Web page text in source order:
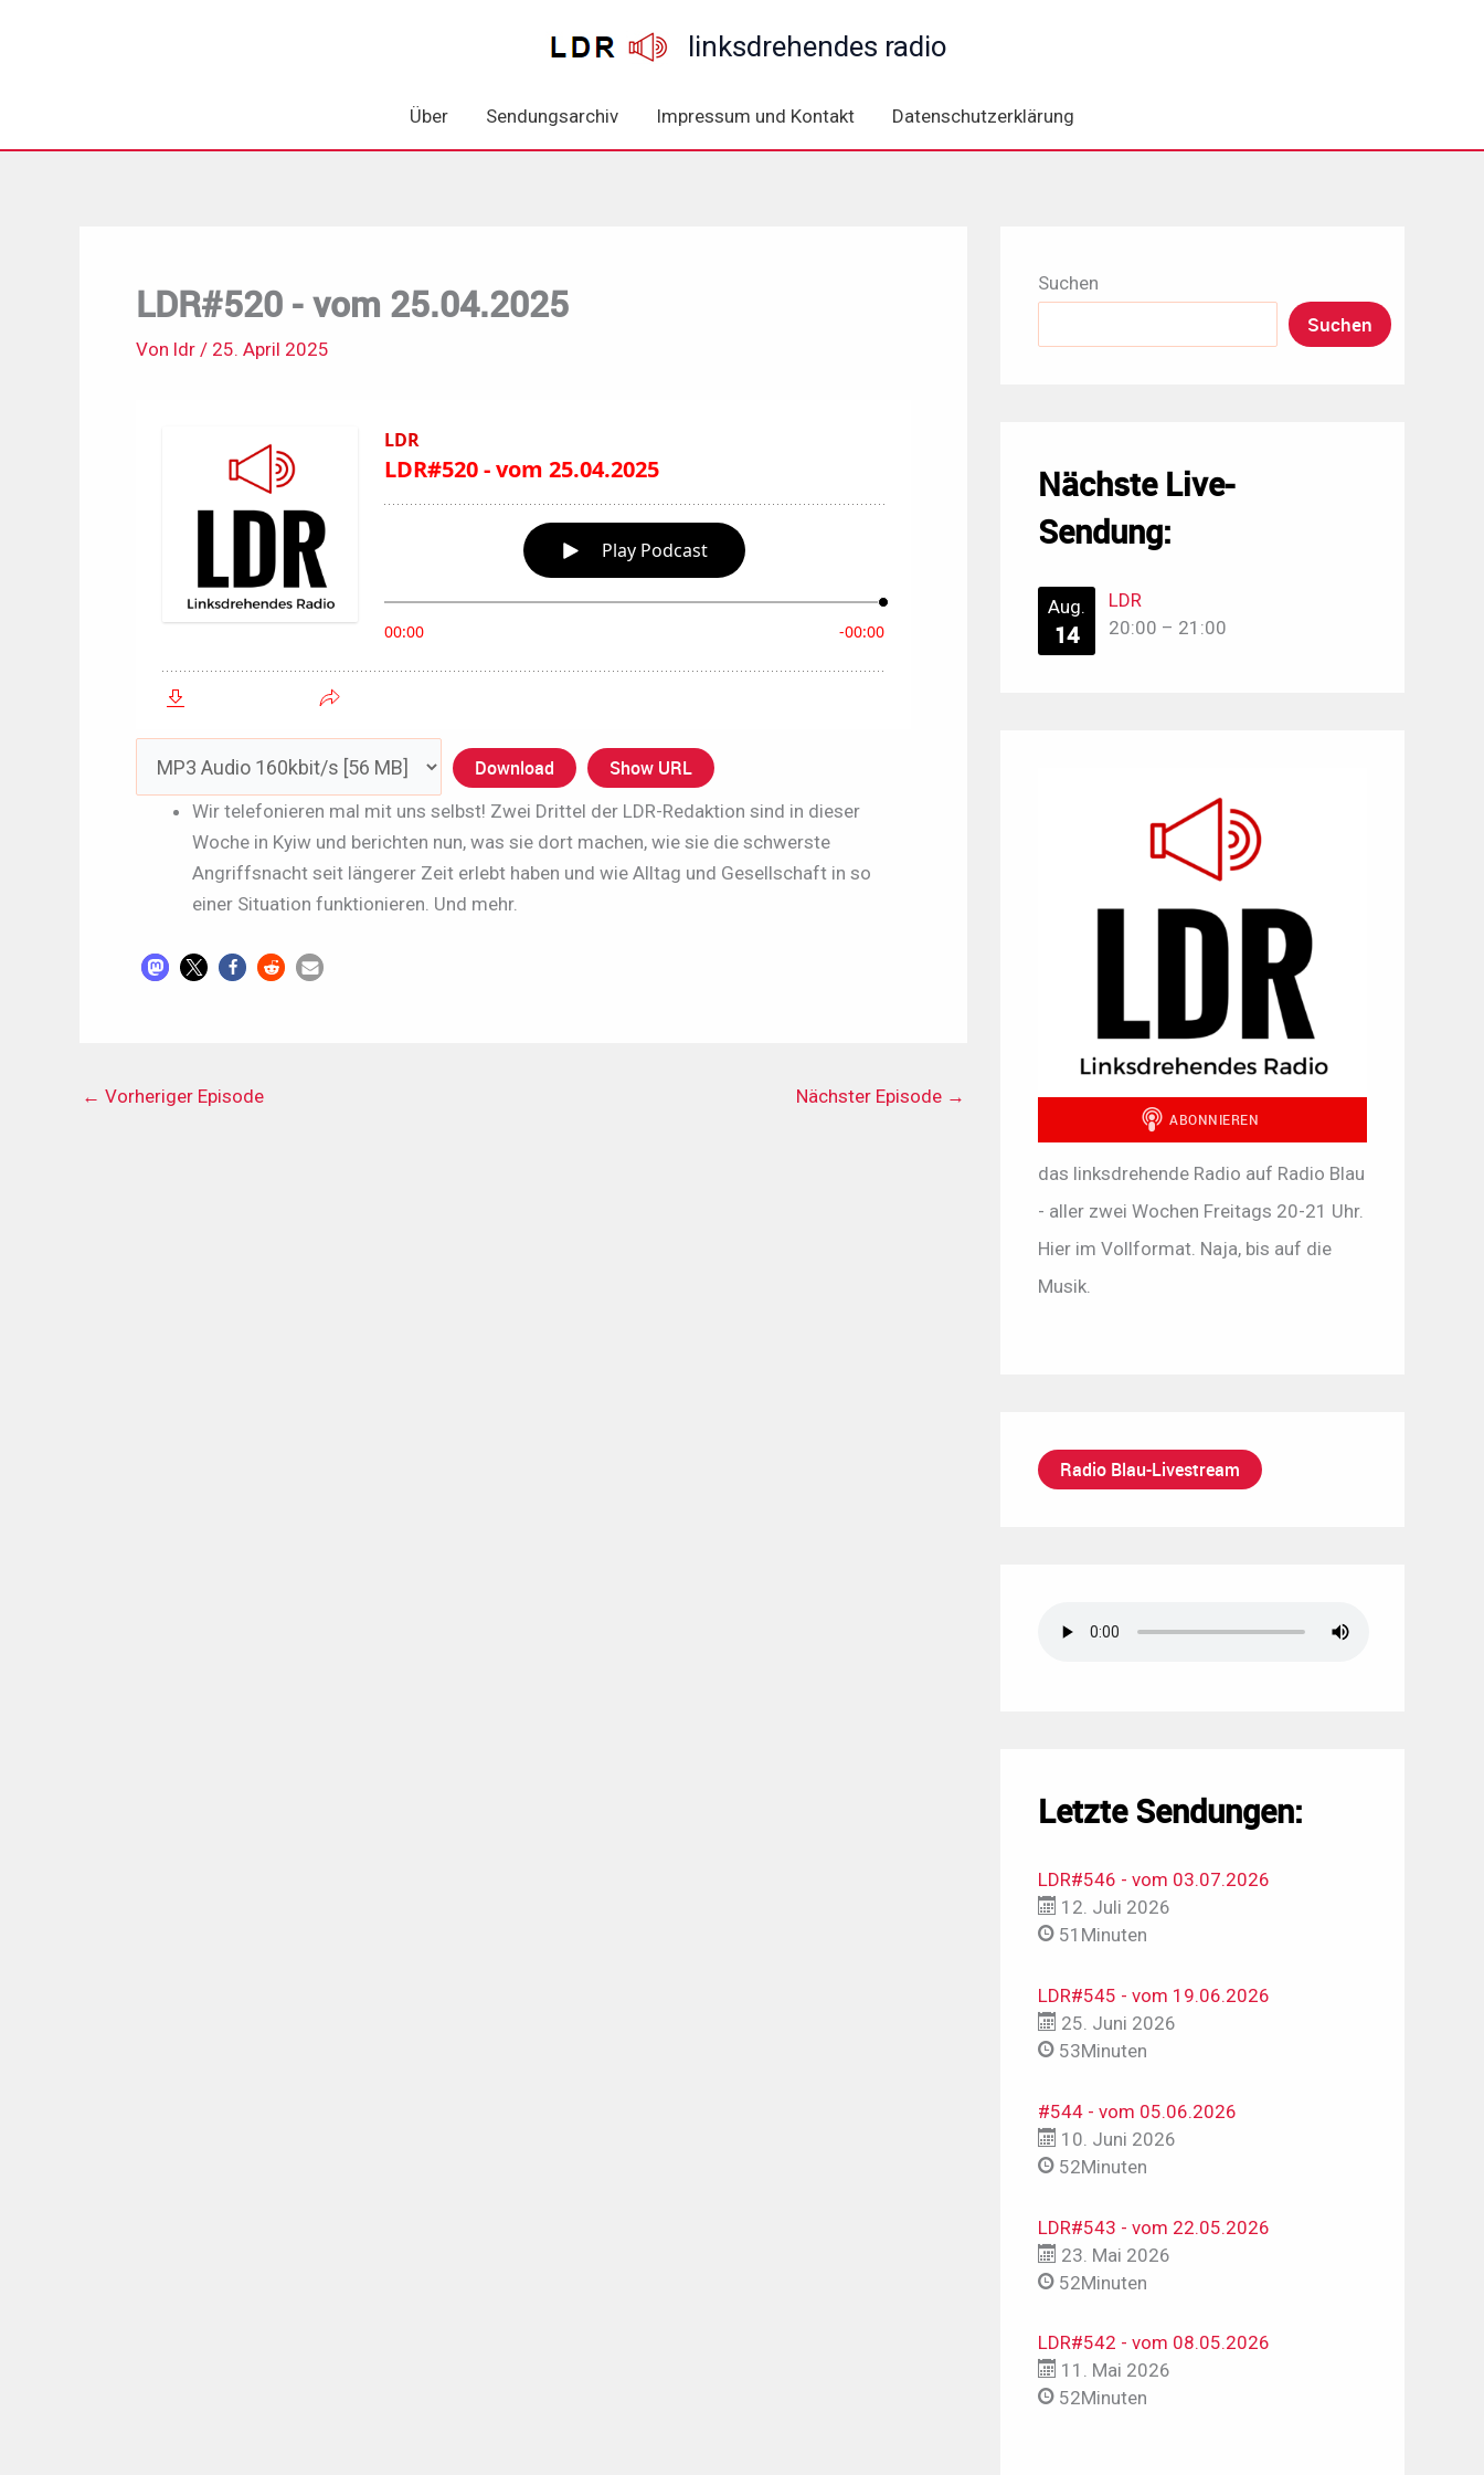
linksdrehendes radio
Über Sendungsarchiv Impressum und Kontakt Datenschutzerklärung
LDR#520 - vom 25.04.2025
Von ldr / 25. April 2025
Download Show URL
Wir telefonieren mal mit uns selbst! Zwei Drittel der LDR-Redaktion sind in dieser
Woche in Kyiw und berichten nun, was sie dort machen, wie sie die schwerste
Angriffsnacht seit längerer Zeit erlebt haben und wie Alltag und Gesellschaft in so
einer Situation funktionieren. Und mehr.
← Vorheriger Episode Nächster Episode →
Suchen
Suchen
Nächste Live-
Sendung:
Aug.
14
LDR
20:00 – 21:00
das linksdrehende Radio auf Radio Blau
- aller zwei Wochen Freitags 20-21 Uhr.
Hier im Vollformat. Naja, bis auf die
Musik.
Radio Blau-Livestream
Letzte Sendungen:
LDR#546 - vom 03.07.2026
12. Juli 2026
51Minuten
LDR#545 - vom 19.06.2026
25. Juni 2026
53Minuten
#544 - vom 05.06.2026
10. Juni 2026
52Minuten
LDR#543 - vom 22.05.2026
23. Mai 2026
52Minuten
LDR#542 - vom 08.05.2026
11. Mai 2026
52Minuten